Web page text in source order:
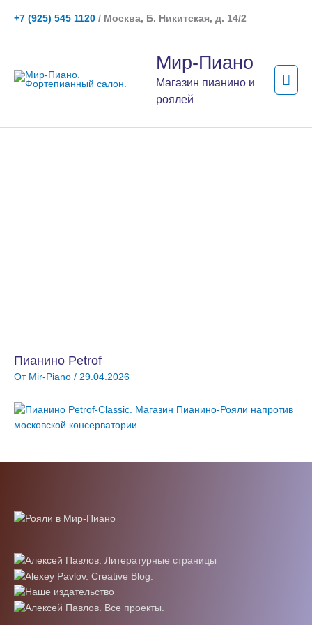
+7 (925) 545 1120 / Москва, Б. Никитская, д. 14/2
Мир-Пиано
Магазин пианино и
роялей
Пианино Petrof
От Mir-Piano / 29.04.2026